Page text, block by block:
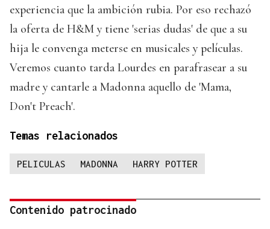
experiencia que la ambición rubia. Por eso rechazó
la oferta de H&M y tiene 'serias dudas' de que a su
hija le convenga meterse en musicales y películas.
Veremos cuanto tarda Lourdes en parafrasear a su
madre y cantarle a Madonna aquello de 'Mama,
Don't Preach'.
Temas relacionados
PELICULAS MADONNA HARRY POTTER
Contenido patrocinado